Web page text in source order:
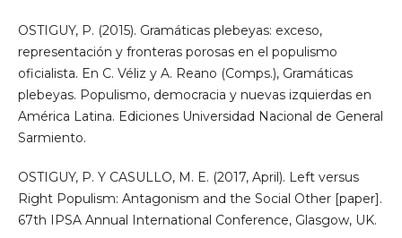
OSTIGUY, P. (2015). Gramáticas plebeyas: exceso,
representación y fronteras porosas en el populismo
oficialista. En C. Véliz y A. Reano (Comps.), Gramáticas
plebeyas. Populismo, democracia y nuevas izquierdas en
América Latina. Ediciones Universidad Nacional de General
Sarmiento.
OSTIGUY, P. Y CASULLO, M. E. (2017, April). Left versus
Right Populism: Antagonism and the Social Other [paper].
67th IPSA Annual International Conference, Glasgow, UK.